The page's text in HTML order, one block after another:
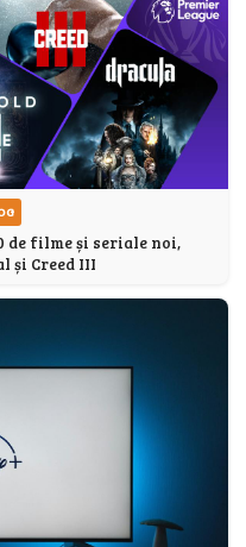
de filme și seriale noi,
și Creed III